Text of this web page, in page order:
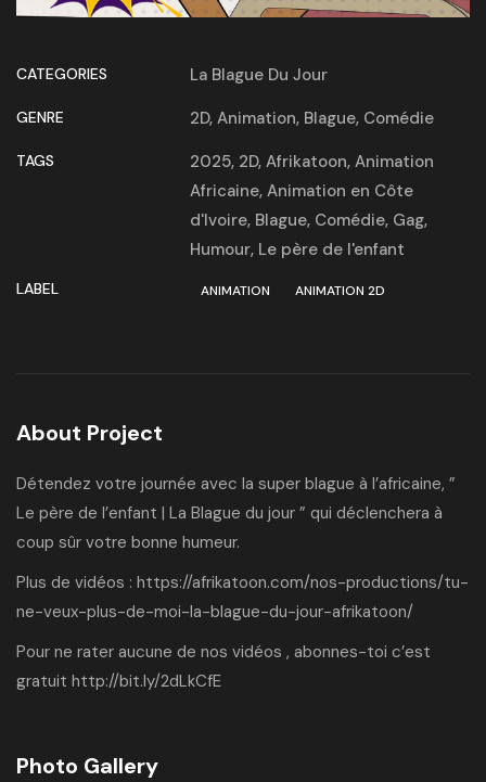
CATEGORIES La Blague Du Jour
GENRE 2D, Animation, Blague, Comédie
TAGS 2025, 2D, Afrikatoon, Animation
Africaine, Animation en Côte
d'Ivoire, Blague, Comédie, Gag,
Humour, Le père de l'enfant
LABEL ANIMATION ANIMATION 2D
About Project
Détendez votre journée avec la super blague à l’africaine, ”
Le père de l’enfant | La Blague du jour ” qui déclenchera à
coup sûr votre bonne humeur.
Plus de vidéos : https://afrikatoon.com/nos-productions/tu-
ne-veux-plus-de-moi-la-blague-du-jour-afrikatoon/
Pour ne rater aucune de nos vidéos , abonnes-toi c’est
gratuit http://bit.ly/2dLkCfE
Photo Gallery